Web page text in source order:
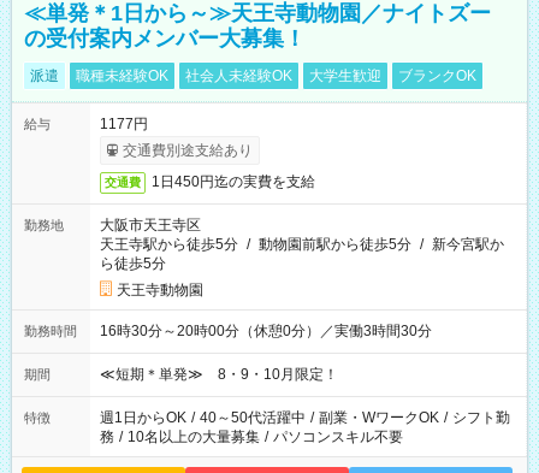
≪単発＊1日から～≫天王寺動物園／ナイトズー
の受付案内メンバー大募集！
派遣 職種未経験OK 社会人未経験OK 大学生歓迎 ブランクOK
給与
1177円
交通費別途支給あり
交通費 1日450円迄の実費を支給
勤務地
大阪市天王寺区
天王寺駅から徒歩5分 / 動物園前駅から徒歩5分 / 新今宮駅か
ら徒歩5分
天王寺動物園
勤務時間 16時30分～20時00分（休憩0分）／実働3時間30分
期間 ≪短期＊単発≫ 8・9・10月限定！
特徴 週1日からOK / 40～50代活躍中 / 副業・WワークOK / シフト勤
務 / 10名以上の大量募集 / パソコンスキル不要